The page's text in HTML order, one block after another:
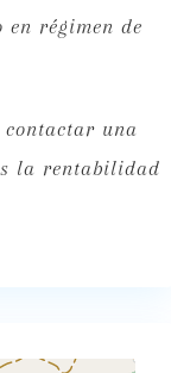
régimen de
una
la rentabilidad